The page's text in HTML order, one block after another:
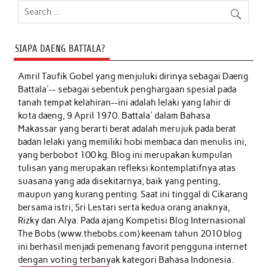
SIAPA DAENG BATTALA?
Amril Taufik Gobelyang menjuluki dirinya sebagai Daeng
Battala'-- sebagai sebentuk penghargaan spesial pada
tanah tempat kelahiran--ini adalah lelaki yang lahir di
kota daeng, 9 April 1970. Battala' dalam Bahasa
Makassar yang berarti berat adalah merujuk pada berat
badan lelaki yang memiliki hobi membaca dan menulis ini,
yang berbobot 100 kg. Blog ini merupakan kumpulan
tulisan yang merupakan refleksi kontemplatifnya atas
suasana yang ada disekitarnya, baik yang penting,
maupun yang kurang penting. Saat ini tinggal di Cikarang
bersama istri, Sri Lestari serta kedua orang anaknya,
Rizky dan Alya. Pada ajang Kompetisi Blog Internasional
The Bobs (www.thebobs.com) keenam tahun 2010 blog
ini berhasil menjadi pemenang favorit pengguna internet
dengan voting terbanyak kategori Bahasa Indonesia.